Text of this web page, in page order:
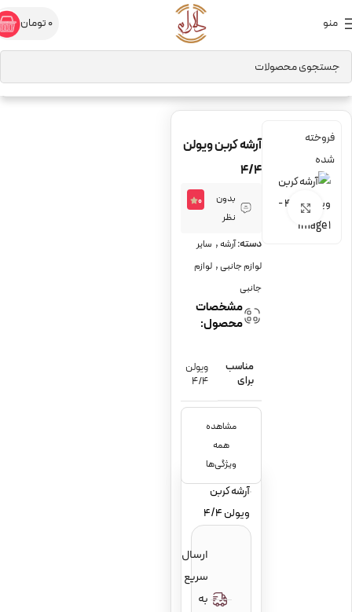
منو 0تومان
خانه لوازم جانبی سایر لوازم جانبی آرشه
فروخته
شده
برای بزرگنمایی کلیک کنید
آرشه کربن ویولن
4/4
بدون
نظر
0
دسته:آرشه, سایر
لوازم جانبی, لوازم
جانبی
مشخصات
محصول:
مناسب
برای
ویولن
4/4
مشاهده
همه
ویژگی‌ها
آرشه کربن
ویولن 4/4
ارسال
سریع
به